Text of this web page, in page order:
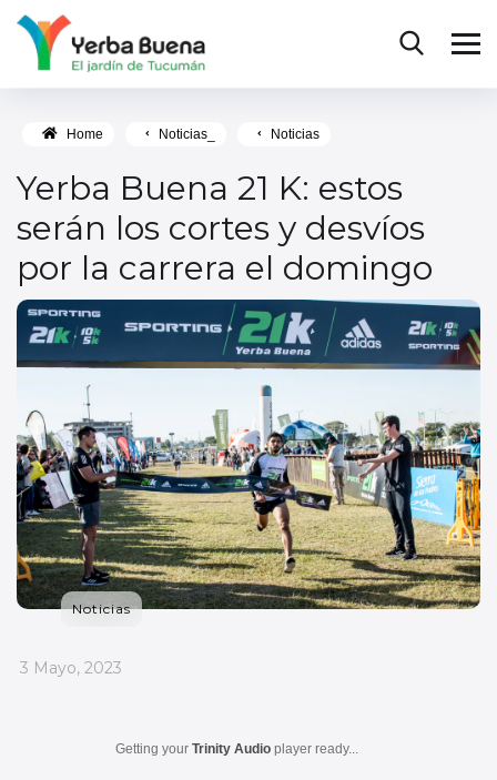
Home Noticias_ Noticias
Yerba Buena 21 K: estos
serán los cortes y desvíos
por la carrera el domingo
Noticias
_
3 Mayo, 2023
Getting your Trinity Audio player ready...